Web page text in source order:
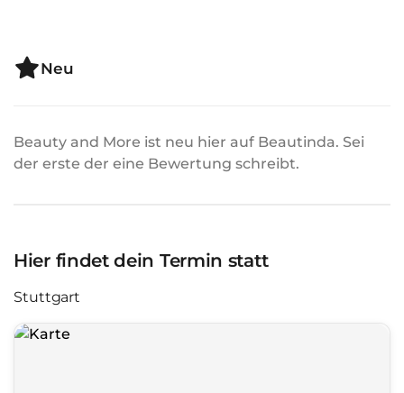
Neu
Beauty and More ist neu hier auf Beautinda. Sei
der erste der eine Bewertung schreibt.
Hier findet dein Termin statt
Stuttgart